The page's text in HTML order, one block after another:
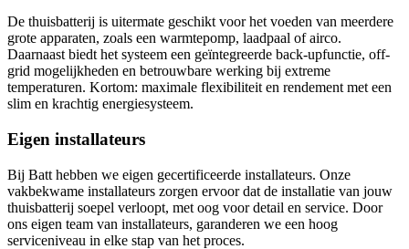
De thuisbatterij is uitermate geschikt voor het voeden van meerdere
grote apparaten, zoals een warmtepomp, laadpaal of airco.
Daarnaast biedt het systeem een geïntegreerde back-upfunctie, off-
grid mogelijkheden en betrouwbare werking bij extreme
temperaturen. Kortom: maximale flexibiliteit en rendement met een
slim en krachtig energiesysteem.
Eigen installateurs
Bij Batt hebben we eigen gecertificeerde installateurs. Onze
vakbekwame installateurs zorgen ervoor dat de installatie van jouw
thuisbatterij soepel verloopt, met oog voor detail en service. Door
ons eigen team van installateurs, garanderen we een hoog
serviceniveau in elke stap van het proces.